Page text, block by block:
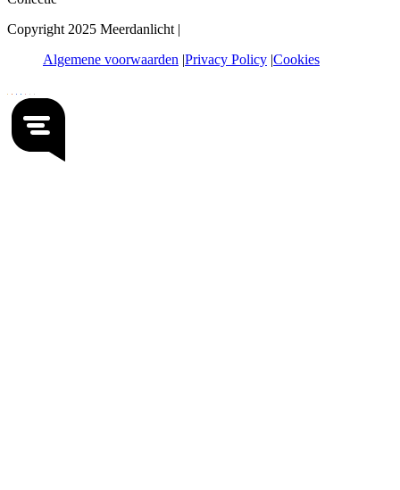
Copyright 2025 Meerdanlicht |
Algemene voorwaarden Privacy Policy Cookies